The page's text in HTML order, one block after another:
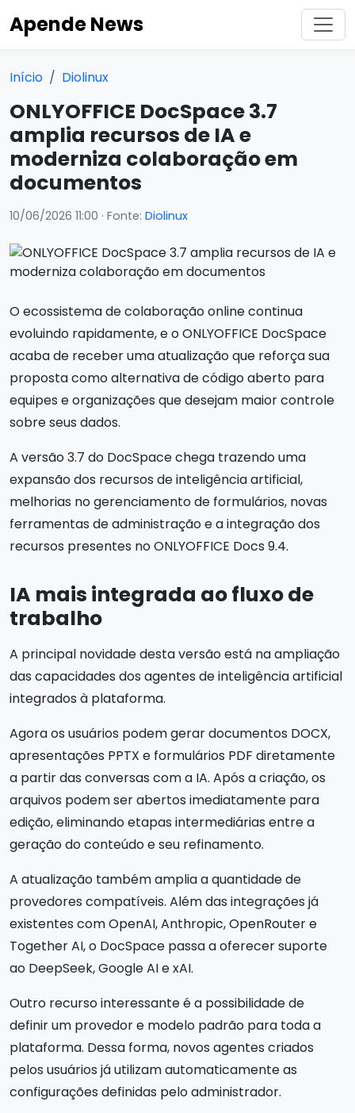
Apende News
Início Diolinux
ONLYOFFICE DocSpace 3.7
amplia recursos de IA e
moderniza colaboração em
documentos
10/06/2026 11:00 · Fonte: Diolinux
O ecossistema de colaboração online continua
evoluindo rapidamente, e o ONLYOFFICE DocSpace
acaba de receber uma atualização que reforça sua
proposta como alternativa de código aberto para
equipes e organizações que desejam maior controle
sobre seus dados.
A versão 3.7 do DocSpace chega trazendo uma
expansão dos recursos de inteligência artificial,
melhorias no gerenciamento de formulários, novas
ferramentas de administração e a integração dos
recursos presentes no ONLYOFFICE Docs 9.4.
IA mais integrada ao fluxo de
trabalho
A principal novidade desta versão está na ampliação
das capacidades dos agentes de inteligência artificial
integrados à plataforma.
Agora os usuários podem gerar documentos DOCX,
apresentações PPTX e formulários PDF diretamente
a partir das conversas com a IA. Após a criação, os
arquivos podem ser abertos imediatamente para
edição, eliminando etapas intermediárias entre a
geração do conteúdo e seu refinamento.
A atualização também amplia a quantidade de
provedores compatíveis. Além das integrações já
existentes com OpenAI, Anthropic, OpenRouter e
Together AI, o DocSpace passa a oferecer suporte
ao DeepSeek, Google AI e xAI.
Outro recurso interessante é a possibilidade de
definir um provedor e modelo padrão para toda a
plataforma. Dessa forma, novos agentes criados
pelos usuários já utilizam automaticamente as
configurações definidas pelo administrador.